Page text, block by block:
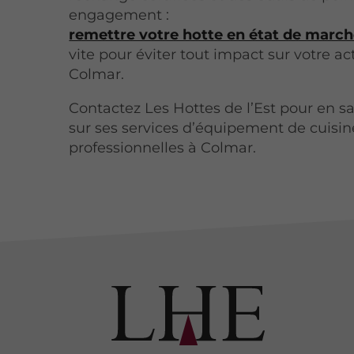
engagement :
remettre votre hotte en état de
vite pour éviter tout impact sur votre
Colmar.
Contactez Les Hottes de l’Est pour en
sur ses services d’équipement de
professionnelles à Colmar.